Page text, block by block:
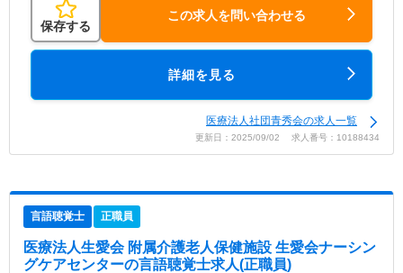
保存する
この求人を問い合わせる
詳細を見る
医療法人社団青秀会の求人一覧
更新日：2025/09/02 求人番号：10188434
言語聴覚士 正職員
医療法人生愛会 附属介護老人保健施設 生愛会ナーシン
グケアセンターの言語聴覚士求人(正職員)